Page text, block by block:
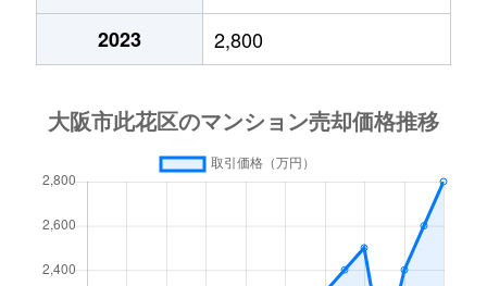
西九条
1,600万円 西九条
西九条
4,400万円
2,200万円 西九条
西九条
2023
2,800